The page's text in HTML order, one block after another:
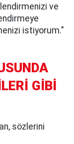
ve
istiyorum."
GİBİ
sözlerini